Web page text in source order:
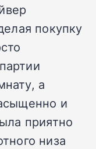
покупку
а
и
приятно
низа